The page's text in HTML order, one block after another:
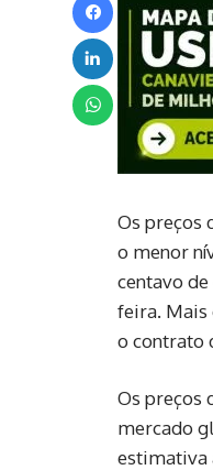
Os preços
o menor
centavo
feira. Mais
o contrato
Os preços
mercado
estimativa